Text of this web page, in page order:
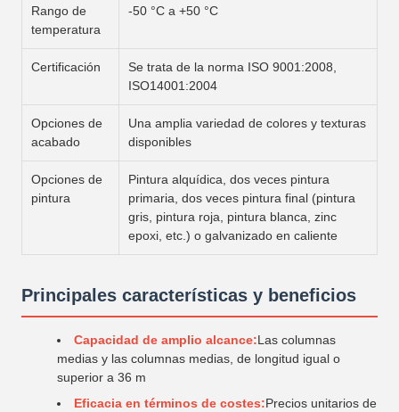
Rango de
temperatura
-50 °C a +50 °C
Certificación
Se trata de la norma ISO 9001:2008,
ISO14001:2004
Opciones de
acabado
Una amplia variedad de colores y texturas
disponibles
Opciones de
pintura
Pintura alquídica, dos veces pintura
primaria, dos veces pintura final (pintura
gris, pintura roja, pintura blanca, zinc
epoxi, etc.) o galvanizado en caliente
Principales características y beneficios
Capacidad de amplio alcance:Las columnas
medias y las columnas medias, de longitud igual o
superior a 36 m
Eficacia en términos de costes:Precios unitarios de